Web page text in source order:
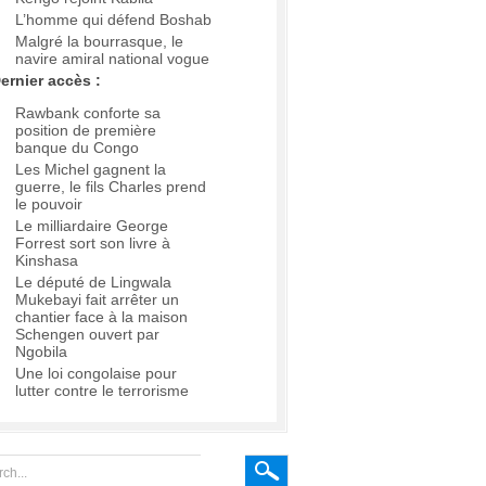
L’homme qui défend Boshab
Malgré la bourrasque, le
navire amiral national vogue
accès :
Rawbank conforte sa
position de première
banque du Congo
Les Michel gagnent la
guerre, le fils Charles prend
le pouvoir
Le milliardaire George
Forrest sort son livre à
Kinshasa
Le député de Lingwala
Mukebayi fait arrêter un
chantier face à la maison
Schengen ouvert par
Ngobila
Une loi congolaise pour
lutter contre le terrorisme